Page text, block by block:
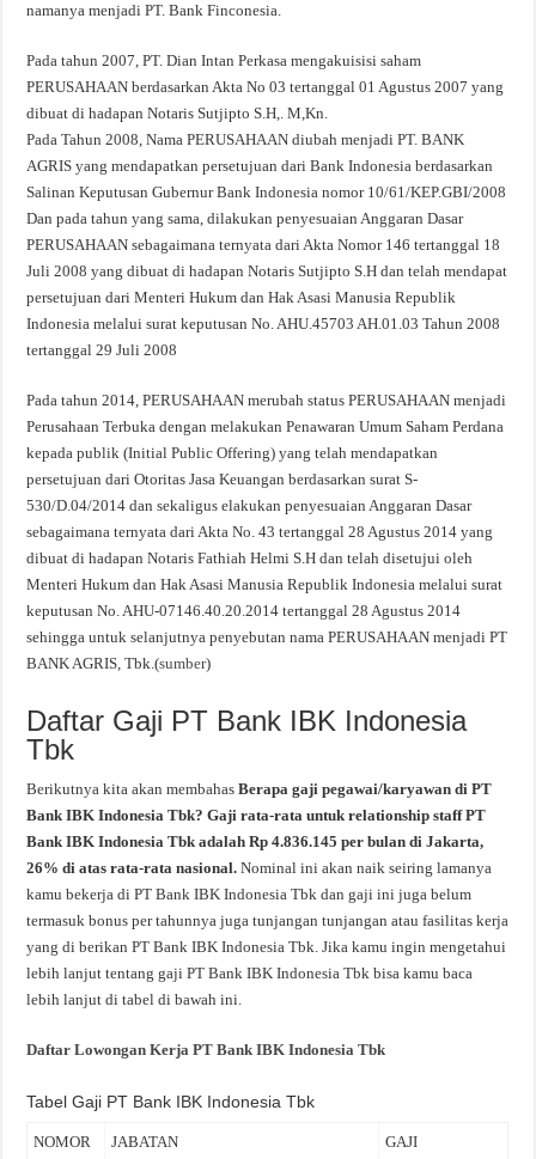
namanya menjadi PT. Bank Finconesia.
Pada tahun 2007, PT. Dian Intan Perkasa mengakuisisi saham
PERUSAHAAN berdasarkan Akta No 03 tertanggal 01 Agustus 2007 yang
dibuat di hadapan Notaris Sutjipto S.H,. M,Kn.
Pada Tahun 2008, Nama PERUSAHAAN diubah menjadi PT. BANK
AGRIS yang mendapatkan persetujuan dari Bank Indonesia berdasarkan
Salinan Keputusan Gubernur Bank Indonesia nomor 10/61/KEP.GBI/2008
Dan pada tahun yang sama, dilakukan penyesuaian Anggaran Dasar
PERUSAHAAN sebagaimana ternyata dari Akta Nomor 146 tertanggal 18
Juli 2008 yang dibuat di hadapan Notaris Sutjipto S.H dan telah mendapat
persetujuan dari Menteri Hukum dan Hak Asasi Manusia Republik
Indonesia melalui surat keputusan No. AHU.45703 AH.01.03 Tahun 2008
tertanggal 29 Juli 2008
Pada tahun 2014, PERUSAHAAN merubah status PERUSAHAAN menjadi
Perusahaan Terbuka dengan melakukan Penawaran Umum Saham Perdana
kepada publik (Initial Public Offering) yang telah mendapatkan
persetujuan dari Otoritas Jasa Keuangan berdasarkan surat S-
530/D.04/2014 dan sekaligus elakukan penyesuaian Anggaran Dasar
sebagaimana ternyata dari Akta No. 43 tertanggal 28 Agustus 2014 yang
dibuat di hadapan Notaris Fathiah Helmi S.H dan telah disetujui oleh
Menteri Hukum dan Hak Asasi Manusia Republik Indonesia melalui surat
keputusan No. AHU-07146.40.20.2014 tertanggal 28 Agustus 2014
sehingga untuk selanjutnya penyebutan nama PERUSAHAAN menjadi PT
BANK AGRIS, Tbk.(sumber)
Daftar Gaji PT Bank IBK Indonesia
Tbk
Berikutnya kita akan membahasBerapa gaji pegawai/karyawan di PT
Bank IBK Indonesia Tbk? Gaji rata-rata untuk relationship staff PT
Bank IBK Indonesia Tbk adalah Rp 4.836.145 per bulan di Jakarta,
26% di atas rata-rata nasional.Nominal ini akan naik seiring lamanya
kamu bekerja di PT Bank IBK Indonesia Tbk dan gaji ini juga belum
termasuk bonus per tahunnya juga tunjangan tunjangan atau fasilitas kerja
yang di berikan PT Bank IBK Indonesia Tbk. Jika kamu ingin mengetahui
lebih lanjut tentang gaji PT Bank IBK Indonesia Tbk bisa kamu baca
lebih lanjut di tabel di bawah ini.
Daftar Lowongan Kerja PT Bank IBK Indonesia Tbk
Tabel Gaji PT Bank IBK Indonesia Tbk
NOMOR JABATAN GAJI